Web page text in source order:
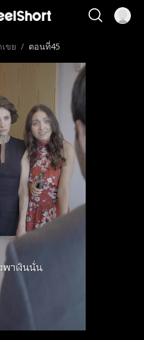
ขย / ตอนที่45